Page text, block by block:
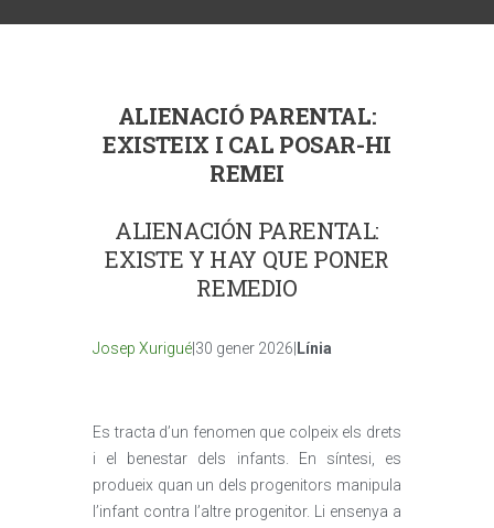
ALIENACIÓ PARENTAL:
EXISTEIX I CAL POSAR-HI
REMEI
ALIENACIÓN PARENTAL:
EXISTE Y HAY QUE PONER
REMEDIO
Josep Xurigué |30 gener 2026| Línia
Es tracta d’un fenomen que colpeix els drets
i el benestar dels infants. En síntesi, es
produeix quan un dels progenitors manipula
l’infant contra l’altre progenitor. Li ensenya a